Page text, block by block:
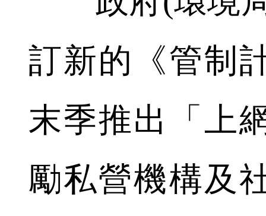
訂新的《管制
末季推出「上
勵私營機構及